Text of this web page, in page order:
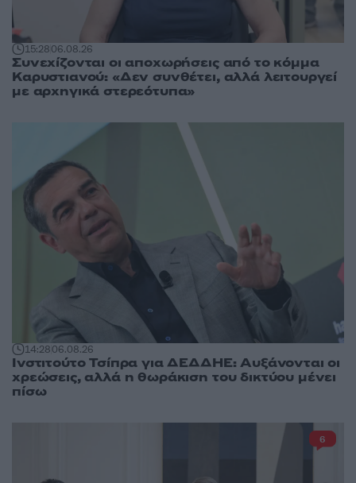
15:2806.08.26
Συνεχίζονται οι αποχωρήσεις από το κόμμα
Καρυστιανού: «Δεν συνθέτει, αλλά λειτουργεί
με αρχηγικά στερεότυπα»
14:2806.08.26
Ινστιτούτο Τσίπρα για ΔΕΔΔΗΕ: Αυξάνονται οι
χρεώσεις, αλλά η θωράκιση του δικτύου μένει
πίσω
6